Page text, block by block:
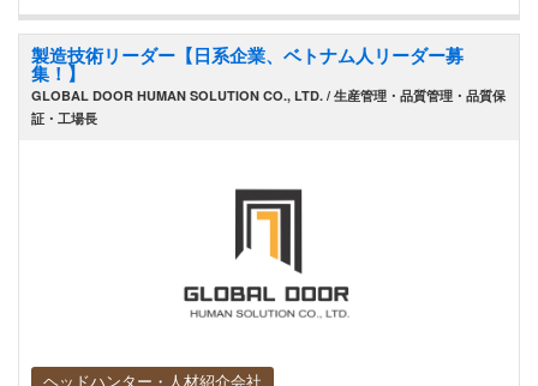
製造技術リーダー【日系企業、ベトナム人リーダー募
集！】
GLOBAL DOOR HUMAN SOLUTION CO., LTD. / 生産管理・品質管理・品質保
証・工場長
ヘッドハンター・人材紹介会社